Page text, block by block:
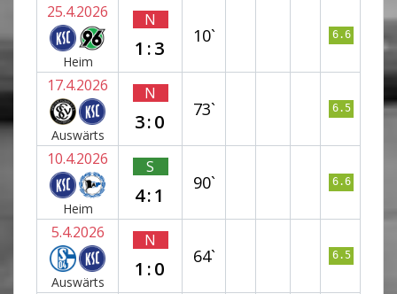
25.4.2026
Heim
N
1:3
10` 6.6
17.4.2026
Auswärts
N
3:0
73` 6.5
10.4.2026
Heim
S
4:1
90` 6.6
5.4.2026
Auswärts
N
1:0
64` 6.5